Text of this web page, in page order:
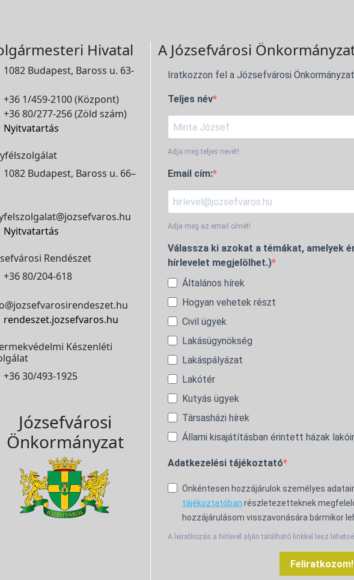
Hivatal
1082 Budapest, Baross u. 63-
+36 1/459-2100 (Központ)
+36 80/277-256 (Zöld szám)
Nyitvatartás
1082 Budapest, Baross u. 66–
Nyitvatartás
Rendészet
+36 80/204-618
rendeszet.jozsefvaros.hu
Készenléti
+36 30/493-1925
Józsefvárosi
Önkormányzat
A Józsefvárosi
Iratkozzon fel a Józsefvárosi
Teljes név
Adja meg teljes nevét!
Email cím:
Adja meg az email címét!
Válassza ki azokat a témákat, amelyek
hírlevelet megjelölhet.)
Általános hírek
Hogyan vehetek részt
Civil ügyek
Lakásügynökség
Lakáspályázat
Lakótér
Kutyás ügyek
Társasházi hírek
Állami kisajátításban érintett házak
Adatkezelési tájékoztató
Önkéntesen hozzájárulok személyes
tájékoztatóban részletezetteknek
hozzájárulásom visszavonására bármikor
A leiratkozás a hírlevél alján található linkkel lesz
Feliratkozom!